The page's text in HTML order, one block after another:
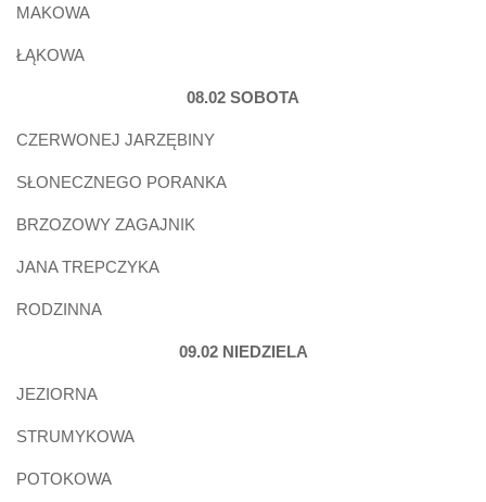
MAKOWA
ŁĄKOWA
08.02 SOBOTA
CZERWONEJ JARZĘBINY
SŁONECZNEGO PORANKA
BRZOZOWY ZAGAJNIK
JANA TREPCZYKA
RODZINNA
09.02 NIEDZIELA
JEZIORNA
STRUMYKOWA
POTOKOWA